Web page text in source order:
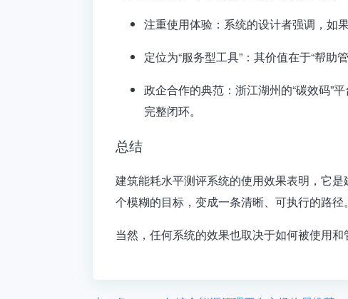
注重使用体验 ：系统的设计者强调，如
定位为“服务型工具” ：其价值在于“帮助
政企合作的典范 ：浙江湖州的“碳效码”
完整闭环。
总结
建筑能耗水平测评系统的使用效果表明，它
个模糊的目标，变成一条清晰、可执行的路径。
当然，任何系统的效果也取决于如何被使用